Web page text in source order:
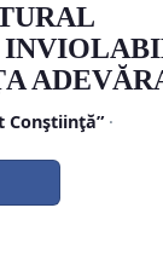
Conştiinţă”·